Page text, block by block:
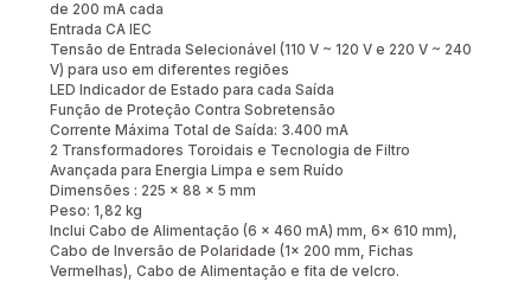
de 200 mA cada
Entrada CA IEC
Tensão de Entrada Selecionável (110 V ~ 120 V e 220 V ~ 240
V) para uso em diferentes regiões
LED Indicador de Estado para cada Saída
Função de Proteção Contra Sobretensão
Corrente Máxima Total de Saída: 3.400 mA
2 Transformadores Toroidais e Tecnologia de Filtro
Avançada para Energia Limpa e sem Ruído
Dimensões : 225 x 88 x 5 mm
Peso: 1,82 kg
Inclui Cabo de Alimentação (6 x 460 mA) mm, 6x 610 mm),
Cabo de Inversão de Polaridade (1x 200 mm, Fichas
Vermelhas), Cabo de Alimentação e fita de velcro.